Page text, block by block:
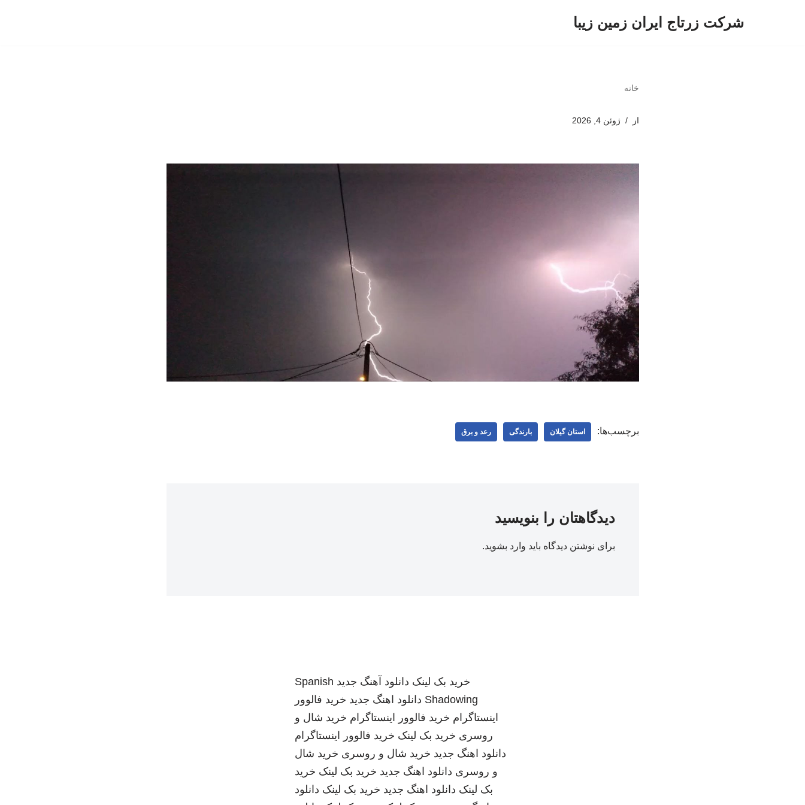
شرکت زرتاج ایران زمین زیبا
خانه
از ژوئن 4, 2026
برچسب‌ها: استان گیلان بارندگی رعد و برق
دیدگاهتان را بنویسید
برای نوشتن دیدگاه باید وارد بشوید.
خرید بک لینک دانلود آهنگ جدید Spanish
Shadowing دانلود اهنگ جدید خرید فالوور
اینستاگرام خرید فالوور اینستاگرام خرید شال و
روسری خرید بک لینک خرید فالوور اینستاگرام
دانلود اهنگ جدید خرید شال و روسری خرید شال
و روسری دانلود اهنگ جدید خرید بک لینک خرید
بک لینک دانلود اهنگ جدید خرید بک لینک دانلود